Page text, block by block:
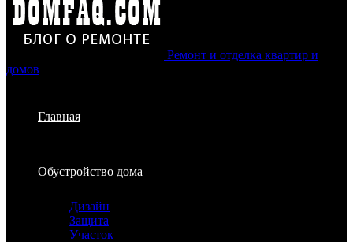
Ремонт и отделка квартир и
домов
Главная
Обустройство дома
Дизайн
Защита
Участок